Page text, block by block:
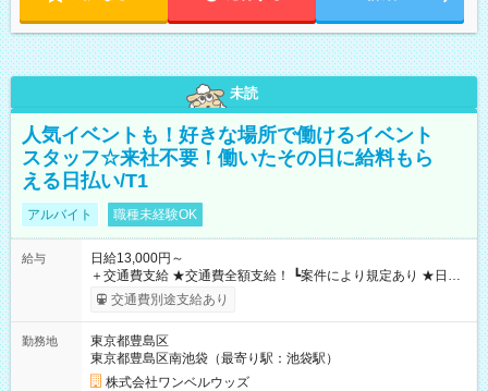
未読
人気イベントも！好きな場所で働けるイベント
スタッフ☆来社不要！働いたその日に給料もら
える日払い/T1
アルバイト 職種未経験OK
給与
日給13,000円～
＋交通費支給 ★交通費全額支給！ ┗案件により規定あり ★日払
いOK！（規定あり） ┗働いたその日に現金GET♪ お仕事後はコ
ンビニATMから 日払い分を引き落とせます！ 【試用期間】試
交通費別途支給あり
勤務地
東京都豊島区
東京都豊島区南池袋（最寄り駅：池袋駅）
株式会社ワンベルウッズ